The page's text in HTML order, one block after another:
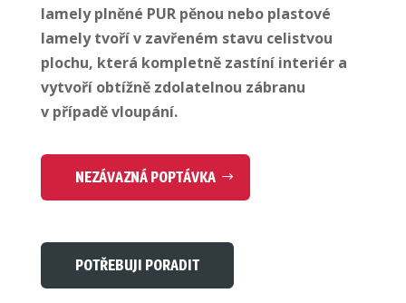
lamely plněné PUR pěnou nebo plastové
lamely tvoří v zavřeném stavu celistvou
plochu, která kompletně zastíní interiér a
vytvoří obtížně zdolatelnou zábranu
v případě vloupání.
NEZÁVAZNÁ POPTÁVKA
POTŘEBUJI PORADIT